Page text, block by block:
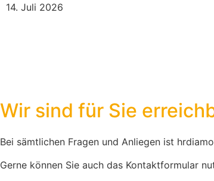
14. Juli 2026
Wir sind für Sie
Bei sämtlichen Fragen und Anliegen ist
Gerne können Sie auch das Kontaktformular